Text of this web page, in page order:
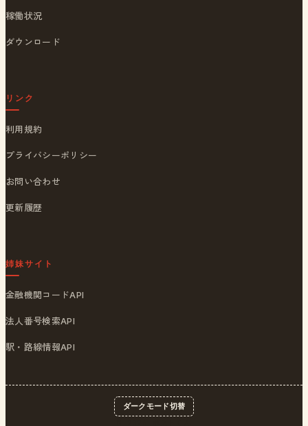
稼働状況
ダウンロード
リンク
利用規約
プライバシーポリシー
お問い合わせ
更新履歴
姉妹サイト
金融機関コードAPI
法人番号検索API
駅・路線情報API
ダークモード切替